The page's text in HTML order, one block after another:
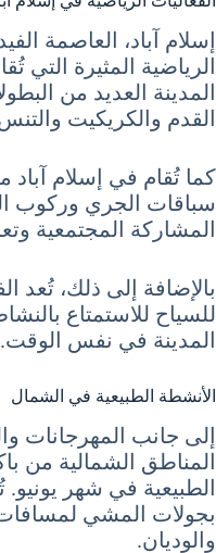
إسلام آباد، العاصمة
الرياضية المثيرة
المدينة العديد من
القدم والكريكيت
كما تُقام في إسلام آباد
سباقات الجري وركوب
المشاركة المجتمعية
بالإضافة إلى ذلك، تُعد
للسياح للاستمتاع
المدينة في نفس الوقت.
الأنشطة الطبيعية في الشمال
إلى جانب المهرجانات
المناطق الشمالية من
الطبيعية في شهر يونيو.
بجولات المشي
والوديان.